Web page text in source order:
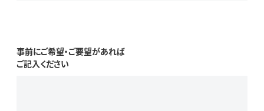
事前にご希望・ご要望があれば
ご記入ください